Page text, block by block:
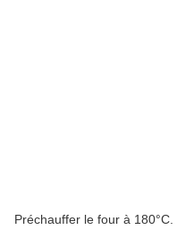
Préchauffer le four à 180°C.